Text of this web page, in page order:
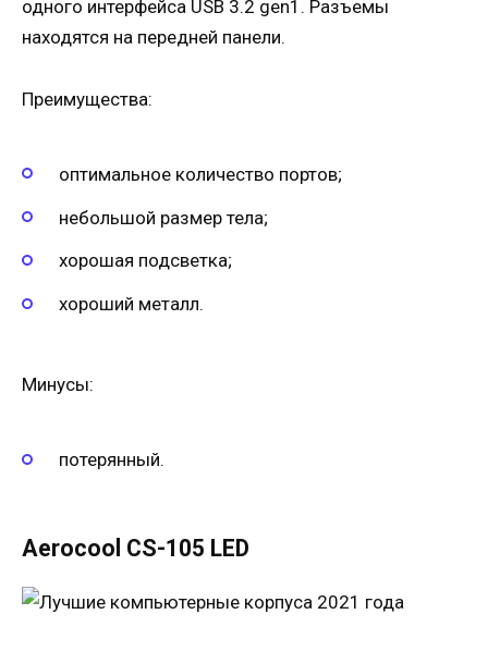
одного интерфейса USB 3.2 gen1. Разъемы
находятся на передней панели.
Преимущества:
оптимальное количество портов;
небольшой размер тела;
хорошая подсветка;
хороший металл.
Минусы:
потерянный.
Aerocool CS-105 LED